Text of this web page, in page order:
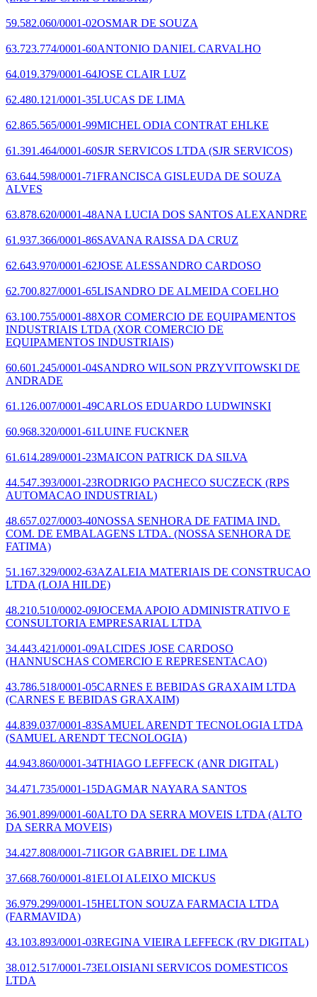
59.582.060/0001-02OSMAR DE SOUZA
63.723.774/0001-60ANTONIO DANIEL CARVALHO
64.019.379/0001-64JOSE CLAIR LUZ
62.480.121/0001-35LUCAS DE LIMA
62.865.565/0001-99MICHEL ODIA CONTRAT EHLKE
61.391.464/0001-60SJR SERVICOS LTDA (SJR SERVICOS)
63.644.598/0001-71FRANCISCA GISLEUDA DE SOUZA
ALVES
63.878.620/0001-48ANA LUCIA DOS SANTOS ALEXANDRE
61.937.366/0001-86SAVANA RAISSA DA CRUZ
62.643.970/0001-62JOSE ALESSANDRO CARDOSO
62.700.827/0001-65LISANDRO DE ALMEIDA COELHO
63.100.755/0001-88XOR COMERCIO DE EQUIPAMENTOS
INDUSTRIAIS LTDA (XOR COMERCIO DE
EQUIPAMENTOS INDUSTRIAIS)
60.601.245/0001-04SANDRO WILSON PRZYVITOWSKI DE
ANDRADE
61.126.007/0001-49CARLOS EDUARDO LUDWINSKI
60.968.320/0001-61LUINE FUCKNER
61.614.289/0001-23MAICON PATRICK DA SILVA
44.547.393/0001-23RODRIGO PACHECO SUCZECK (RPS
AUTOMACAO INDUSTRIAL)
48.657.027/0003-40NOSSA SENHORA DE FATIMA IND.
COM. DE EMBALAGENS LTDA. (NOSSA SENHORA DE
FATIMA)
51.167.329/0002-63AZALEIA MATERIAIS DE CONSTRUCAO
LTDA (LOJA HILDE)
48.210.510/0002-09JOCEMA APOIO ADMINISTRATIVO E
CONSULTORIA EMPRESARIAL LTDA
34.443.421/0001-09ALCIDES JOSE CARDOSO
(HANNUSCHAS COMERCIO E REPRESENTACAO)
43.786.518/0001-05CARNES E BEBIDAS GRAXAIM LTDA
(CARNES E BEBIDAS GRAXAIM)
44.839.037/0001-83SAMUEL ARENDT TECNOLOGIA LTDA
(SAMUEL ARENDT TECNOLOGIA)
44.943.860/0001-34THIAGO LEFFECK (ANR DIGITAL)
34.471.735/0001-15DAGMAR NAYARA SANTOS
36.901.899/0001-60ALTO DA SERRA MOVEIS LTDA (ALTO
DA SERRA MOVEIS)
34.427.808/0001-71IGOR GABRIEL DE LIMA
37.668.760/0001-81ELOI ALEIXO MICKUS
36.979.299/0001-15HELTON SOUZA FARMACIA LTDA
(FARMAVIDA)
43.103.893/0001-03REGINA VIEIRA LEFFECK (RV DIGITAL)
38.012.517/0001-73ELOISIANI SERVICOS DOMESTICOS
LTDA